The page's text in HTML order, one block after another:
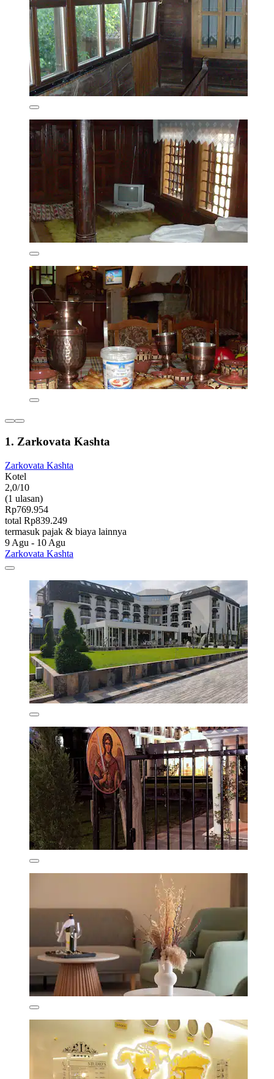
1. Zarkovata Kashta
Zarkovata Kashta
Kotel
2,0/10
(1 ulasan)
Rp769.954
total Rp839.249
termasuk pajak & biaya lainnya
9 Agu - 10 Agu
Zarkovata Kashta